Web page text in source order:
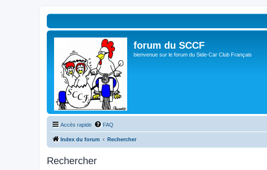
forum du SCCF
bienvenue sur le forum du Side-Car Club Français
Accès rapide FAQ
Index du forum Rechercher
Rechercher